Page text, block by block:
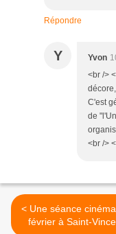
Répondre
Y Yvon
<br />
C'est
de
<br />
< Une séance cinéma le 12
février à Saint-